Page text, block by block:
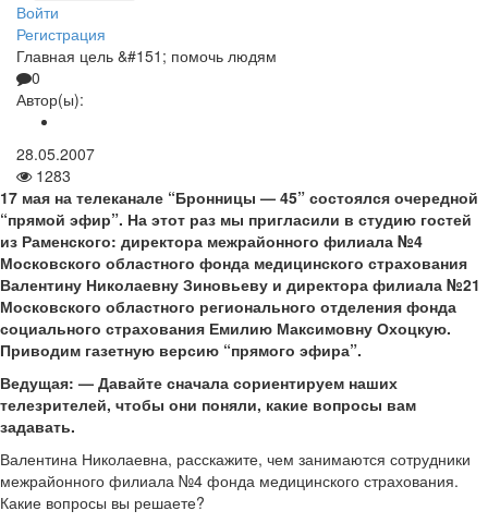
Войти
Регистрация
Главная цель &#151; помочь людям
0
Автор(ы):
28.05.2007
1283
17 мая на телеканале “Бронницы — 45” состоялся очередной
“прямой эфир”. На этот раз мы пригласили в студию гостей
из Раменского: директора межрайонного филиала №4
Московского областного фонда медицинского страхования
Валентину Николаевну Зиновьеву и директора филиала №21
Московского областного регионального отделения фонда
социального страхования Емилию Максимовну Охоцкую.
Приводим газетную версию “прямого эфира”.
Ведущая: — Давайте сначала сориентируем наших
телезрителей, чтобы они поняли, какие вопросы вам
задавать.
Валентина Николаевна, расскажите, чем занимаются сотрудники
межрайонного филиала №4 фонда медицинского страхования.
Какие вопросы вы решаете?